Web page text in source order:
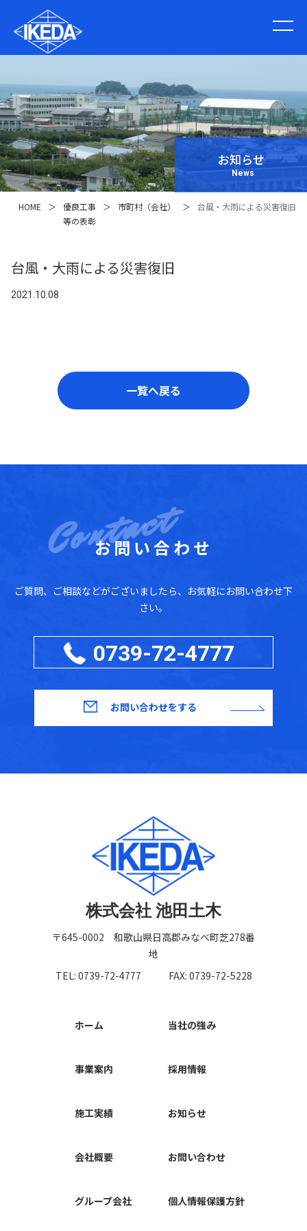
お知らせ
News
HOME ＞
優良工事
等の表彰
＞ 市町村（会社） ＞ 台風・大雨による災害復旧
台風・大雨による災害復旧
2021.10.08
一覧へ戻る
お問い合わせ
ご質問、ご相談などがございましたら、お気軽にお問い合わせ下
さい。
0739-72-4777
お問い合わせをする
株式会社 池田土木
〒645-0002 和歌山県日高郡みなべ町芝278番
地
TEL: 0739-72-4777
FAX: 0739-72-5228
ホーム
事業案内
施工実績
会社概要
グループ会社
当社の強み
採用情報
お知らせ
お問い合わせ
個人情報保護方針